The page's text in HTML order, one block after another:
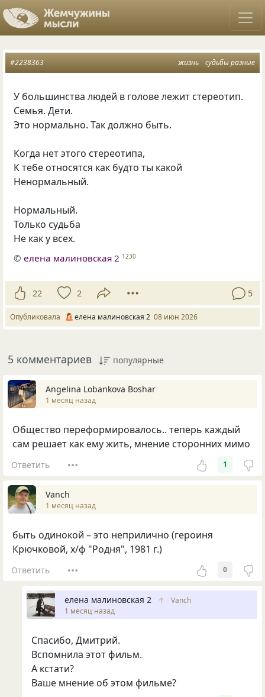
жизнь судьбы разные
#2238363
У большинства людей в голове лежит стереотип.
Семья. Дети.
Это нормально. Так должно быть.
Когда нет этого стереотипа,
К тебе относятся как будто ты какой
Ненормальный.
Нормальный.
Только судьба
Не как у всех.
©елена малиновская 2 1230
22 2 5
Опубликовала елена малиновская 2 08 июн 2026
5 комментариев популярные
Angelina Lobankova Boshar
1 месяц назад
Общество переформировалось.. теперь каждый
сам решает как ему жить, мнение сторонних мимо
Ответить 1
Vanch
1 месяц назад
быть одинокой – это неприлично (героиня
Крючковой, х/ф "Родня", 1981 г.)
Ответить 0
елена малиновская 2 ↑
Vanch
1 месяц назад
Спасибо, Дмитрий.
Вспомнила этот фильм.
А кстати?
Ваше мнение об этом фильме?